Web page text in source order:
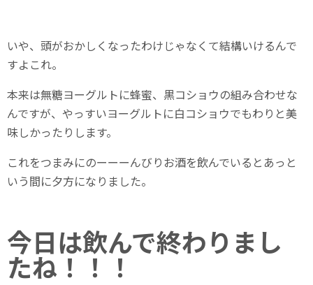
いや、頭がおかしくなったわけじゃなくて結構いけるんで
すよこれ。
本来は無糖ヨーグルトに蜂蜜、黒コショウの組み合わせな
んですが、やっすいヨーグルトに白コショウでもわりと美
味しかったりします。
これをつまみにのーーーんびりお酒を飲んでいるとあっと
いう間に夕方になりました。
今日は飲んで終わりまし
たね！！！